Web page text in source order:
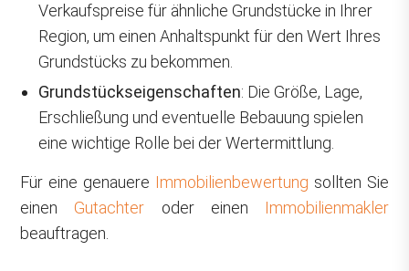
Verkaufspreise für ähnliche Grundstücke in Ihrer
Region, um einen Anhaltspunkt für den Wert Ihres
Grundstücks zu bekommen.
Grundstückseigenschaften: Die Größe, Lage,
Erschließung und eventuelle Bebauung spielen
eine wichtige Rolle bei der Wertermittlung.
Für eine genauere Immobilienbewertung sollten Sie
einen Gutachter oder einen
Immobilienmakler
beauftragen.